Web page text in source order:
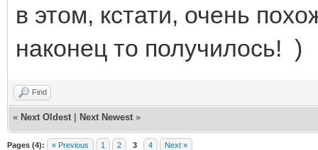
в этом, кстати, очень
наконец то получилось! )
Find
« Next Oldest Next Newest »
Pages (4): « Previous 1 2 3 4 Next »